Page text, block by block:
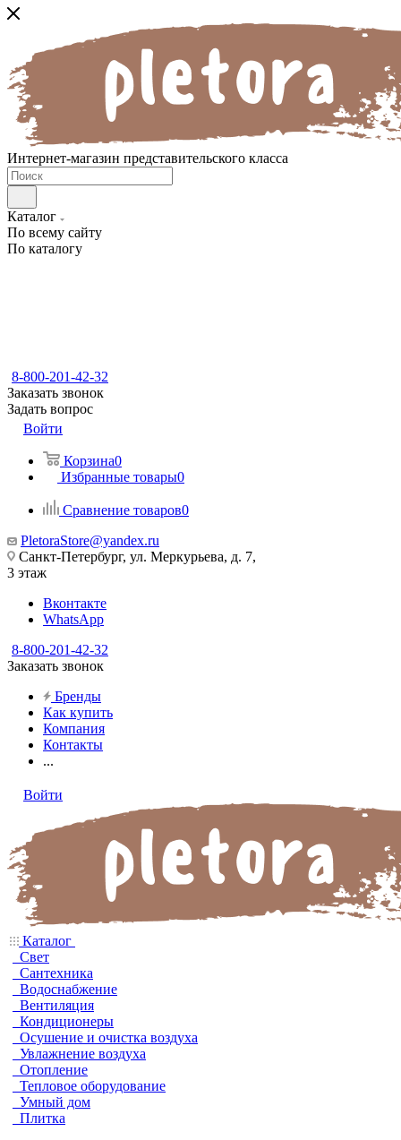
Интернет-магазин представительского класса
Каталог
По всему сайту
По каталогу
8-800-201-42-32
Заказать звонок
Задать вопрос
Войти
Корзина0
Избранные товары0
Сравнение товаров0
PletoraStore@yandex.ru
Санкт-Петербург, ул. Меркурьева, д. 7,
3 этаж
Вконтакте
WhatsApp
8-800-201-42-32
Заказать звонок
Бренды
Как купить
Компания
Контакты
...
Войти
Каталог
Свет
Сантехника
Водоснабжение
Вентиляция
Кондиционеры
Осушение и очистка воздуха
Увлажнение воздуха
Отопление
Тепловое оборудование
Умный дом
Плитка